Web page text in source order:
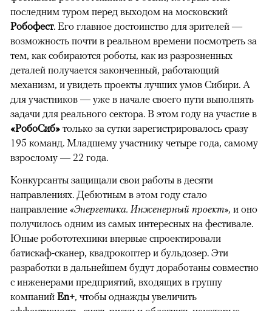
00:00 / 00:00
последним туром перед выходом на московский
Робофест. Его главное достоинство для зрителей —
возможность почти в реальном времени посмотреть за
тем, как собираются роботы, как из разрозненных
деталей получается законченный, работающий
механизм, и увидеть проекты лучших умов Сибири. А
для участников — уже в начале своего пути выполнять
задачи для реального сектора. В этом году на участие в
«РобоСиб» только за сутки зарегистрировалось сразу
195 команд. Младшему участнику четыре года, самому
взрослому — 22 года.
Конкурсанты защищали свои работы в десяти
направлениях. Дебютным в этом году стало
направление «Энергетика. Инженерный проект», и оно
получилось одним из самых интересных на фестивале.
Юные робототехники впервые спроектировали
батискаф-сканер, квадрокоптер и бульдозер. Эти
разработки в дальнейшем будут доработаны совместно
с инженерами предприятий, входящих в группу
компаний En+, чтобы однажды увеличить